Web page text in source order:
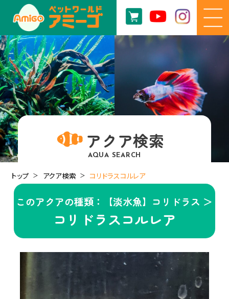
アクア検索
AQUA SEARCH
トップ アクア検索 コリドラスコルレア
このアクアの種類：【淡水魚】コリドラス ＞
コリドラスコルレア